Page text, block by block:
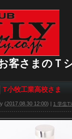
客さまのＴ
T小牧工業高校さま
(2017.08.30 12:00) | 1 学生T